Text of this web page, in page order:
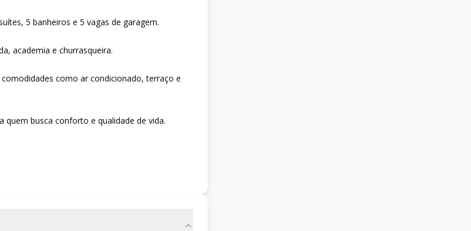
5 banheiros e 5 vagas de garagem.
academia e churrasqueira.
como ar condicionado, terraço e
quem busca conforto e qualidade de vida.